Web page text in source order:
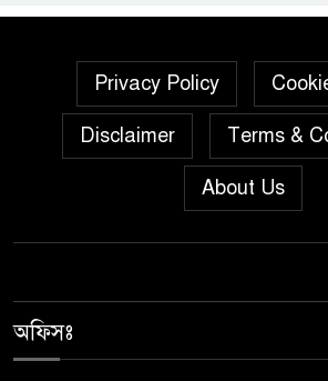
নয়নুজ্জামান
পিরোজপুরে
নেছারাবাদের
অনশন :
‎গৌরনদীতে
Privacy Policy
Disclaimer Terms &
About Us
অফিসঃ